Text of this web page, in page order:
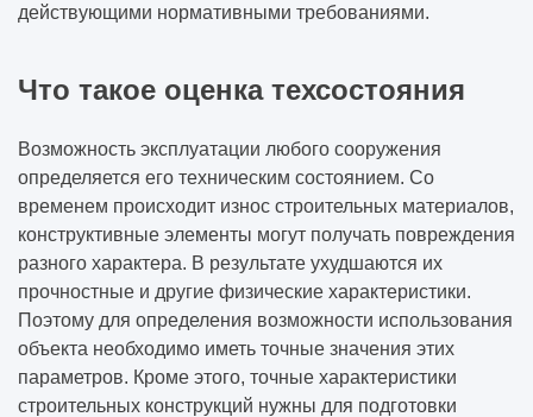
действующими нормативными требованиями.
Что такое оценка техсостояния
Возможность эксплуатации любого сооружения
определяется его техническим состоянием. Со
временем происходит износ строительных материалов,
конструктивные элементы могут получать повреждения
разного характера. В результате ухудшаются их
прочностные и другие физические характеристики.
Поэтому для определения возможности использования
объекта необходимо иметь точные значения этих
параметров. Кроме этого, точные характеристики
строительных конструкций нужны для подготовки